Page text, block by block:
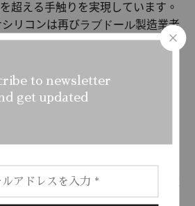
を超える手触りを実現しています。
リコンは再びラブドール製造業者
るようになりました。
密度はTPEより高いため、成型後
よりも遥かに優れています。また、
く、手触りも実際の人間の肌に近
さらに、老化速度はTPEよりも遅
to newsletter
get updated